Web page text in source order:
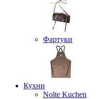
Фартуки
Кухни
Nolte Kuchen